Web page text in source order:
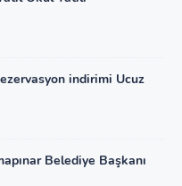
indirimi Ucuz
Belediye Başkanı